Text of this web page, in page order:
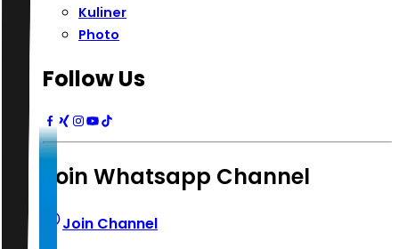
Kuliner
Photo
Follow Us
Join Whatsapp Channel
Join Channel